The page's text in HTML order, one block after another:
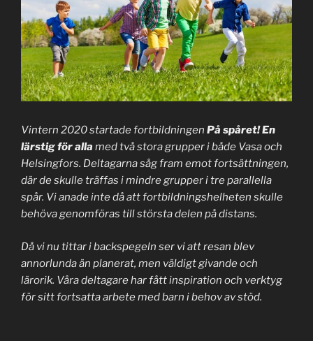
Vintern 2020 startade fortbildningen På spåret! En
lärstig för alla med två stora grupper i både Vasa och
Helsingfors. Deltagarna såg fram emot fortsättningen,
där de skulle träffas i mindre grupper i tre parallella
spår. Vi anade inte då att fortbildningshelheten skulle
behöva genomföras till största delen på distans.
Då vi nu tittar i backspegeln ser vi att resan blev
annorlunda än planerat, men väldigt givande och
lärorik. Våra deltagare har fått inspiration och verktyg
för sitt fortsatta arbete med barn i behov av stöd.